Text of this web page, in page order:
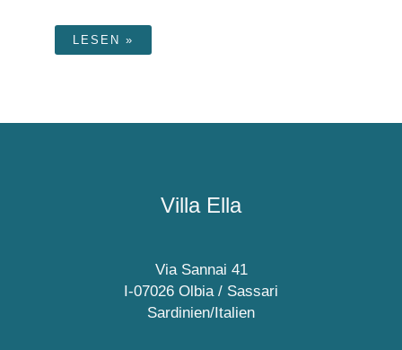
LESEN »
Villa Ella
Via Sannai 41
I-07026 Olbia / Sassari
Sardinien/Italien